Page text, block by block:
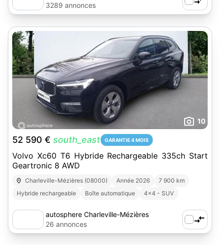
3289 annonces
10
52 590 € south_east GARANTIE 4 MOIS
Volvo Xc60 T6 Hybride Rechargeable 335ch Start
Geartronic 8 AWD
Charleville-Mézières (08000) Année 2026
7 900 km
Hybride rechargeable
Boîte automatique 4x4 - SUV
autosphere Charleville-Mézières
26 annonces